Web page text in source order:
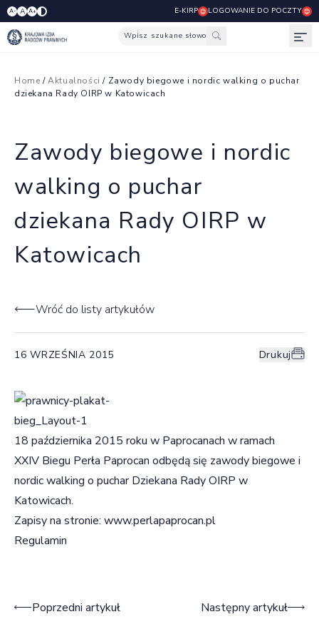
A- A A+ E-KIRP LOGOWANIE DO POCZTY
Wpisz szukane słowo
Home /Aktualności / Zawody biegowe i nordic walking o puchar
dziekana Rady OIRP w Katowicach
Zawody biegowe i nordic
walking o puchar
dziekana Rady OIRP w
Katowicach
Wróć do listy artykułów
16 WRZEŚNIA 2015 Drukuj
18 października 2015 roku w Paprocanach w ramach
XXIV Biegu Perła Paprocan odbędą się zawody biegowe i
nordic walking o puchar Dziekana Rady OIRP w
Katowicach.
Zapisy na stronie: www.perlapaprocan.pl
Regulamin
Nawigacja wpisu
Poprzedni artykuł Następny artykuł